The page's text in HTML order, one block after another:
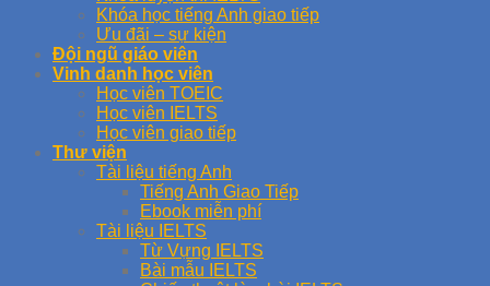
Khóa học tiếng Anh giao tiếp
Ưu đãi – sự kiện
Đội ngũ giáo viên
Vinh danh học viên
Học viên TOEIC
Học viên IELTS
Học viên giao tiếp
Thư viện
Tài liệu tiếng Anh
Tiếng Anh Giao Tiếp
Ebook miễn phí
Tài liệu IELTS
Từ Vựng IELTS
Bài mẫu IELTS